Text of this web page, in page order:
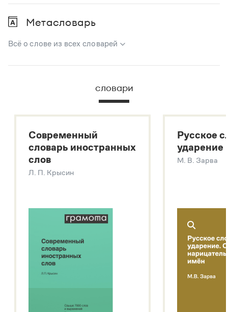
Учебники и справочники
Все книги
Метасловарь
Всё о слове из всех словарей
В метасловаре Грамоты в удобном виде собрана вся
Русский орфографический словарь
Большой толковый словарь русских глаголов
Современный словарь иностранных слов
Звук – технология синтеза платформы
SaluteSpeech
словари
Современный
словарь иностранных
слов
Л. П. Крысин
Русское
ударение
М. В. Зарва